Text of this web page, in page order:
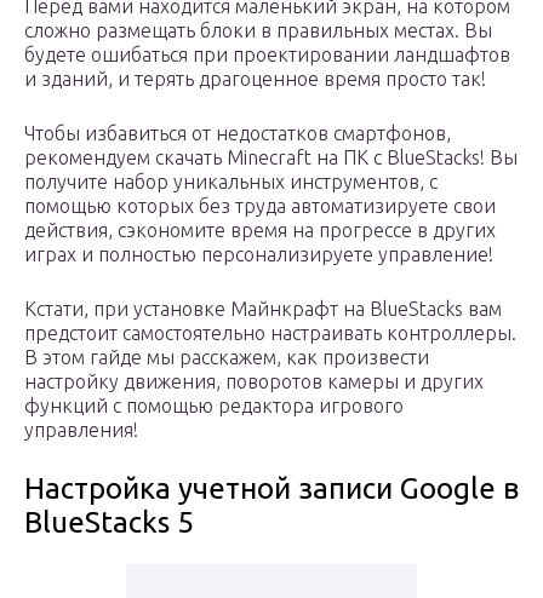
Перед вами находится маленький экран, на котором
сложно размещать блоки в правильных местах. Вы
будете ошибаться при проектировании ландшафтов
и зданий, и терять драгоценное время просто так!
Чтобы избавиться от недостатков смартфонов,
рекомендуем скачать Minecraft на ПК с BlueStacks! Вы
получите набор уникальных инструментов, с
помощью которых без труда автоматизируете свои
действия, сэкономите время на прогрессе в других
играх и полностью персонализируете управление!
Кстати, при установке Майнкрафт на BlueStacks вам
предстоит самостоятельно настраивать контроллеры.
В этом гайде мы расскажем, как произвести
настройку движения, поворотов камеры и других
функций с помощью редактора игрового
управления!
Настройка учетной записи Google в
BlueStacks 5